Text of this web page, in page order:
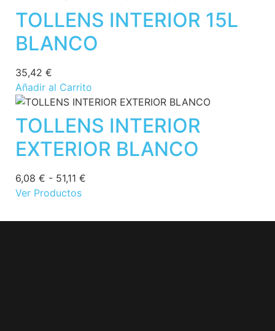
TOLLENS INTERIOR 15L
BLANCO
35,42 €
Añadir al Carrito
TOLLENS INTERIOR
EXTERIOR BLANCO
6,08 € - 51,11 €
Ver Productos